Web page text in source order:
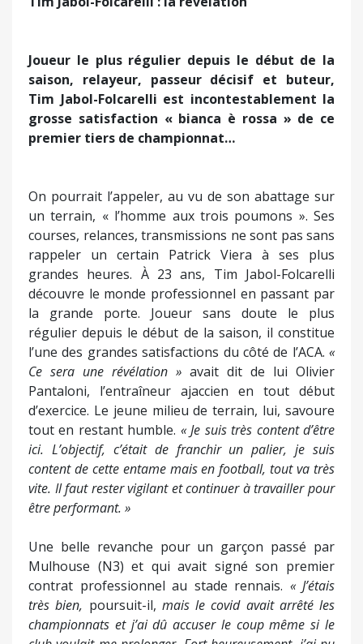
Joueur le plus régulier depuis le début de la
saison, relayeur, passeur décisif et buteur,
Tim Jabol-Folcarelli est incontestablement la
grosse satisfaction « bianca è rossa » de ce
premier tiers de championnat…
On pourrait l’appeler, au vu de son abattage sur
un terrain, « l’homme aux trois poumons ». Ses
courses, relances, transmissions ne sont pas sans
rappeler un certain Patrick Viera à ses plus
grandes heures. À 23 ans, Tim Jabol-Folcarelli
découvre le monde professionnel en passant par
la grande porte. Joueur sans doute le plus
régulier depuis le début de la saison, il constitue
l’une des grandes satisfactions du côté de l’ACA. «
Ce sera une révélation » avait dit de lui Olivier
Pantaloni, l’entraîneur ajaccien en tout début
d’exercice. Le jeune milieu de terrain, lui, savoure
tout en restant humble. « Je suis très content d’être
ici. L’objectif, c’était de franchir un palier, je suis
content de cette entame mais en football, tout va très
vite. Il faut rester vigilant et continuer à travailler pour
être performant. »
Une belle revanche pour un garçon passé par
Mulhouse (N3) et qui avait signé son premier
contrat professionnel au stade rennais. « J’étais
très bien, poursuit-il, mais le covid avait arrêté les
championnats et j’ai dû accuser le coup même si le